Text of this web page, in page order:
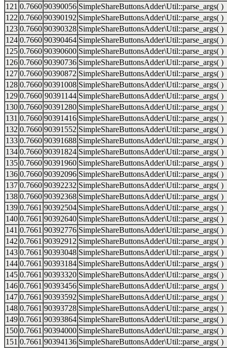
121 0.7660 90390056 SimpleShareButtonsAdder\Util::parse_args( )
122 0.7660 90390192 SimpleShareButtonsAdder\Util::parse_args( )
123 0.7660 90390328 SimpleShareButtonsAdder\Util::parse_args( )
124 0.7660 90390464 SimpleShareButtonsAdder\Util::parse_args( )
125 0.7660 90390600 SimpleShareButtonsAdder\Util::parse_args( )
126 0.7660 90390736 SimpleShareButtonsAdder\Util::parse_args( )
127 0.7660 90390872 SimpleShareButtonsAdder\Util::parse_args( )
128 0.7660 90391008 SimpleShareButtonsAdder\Util::parse_args( )
129 0.7660 90391144 SimpleShareButtonsAdder\Util::parse_args( )
130 0.7660 90391280 SimpleShareButtonsAdder\Util::parse_args( )
131 0.7660 90391416 SimpleShareButtonsAdder\Util::parse_args( )
132 0.7660 90391552 SimpleShareButtonsAdder\Util::parse_args( )
133 0.7660 90391688 SimpleShareButtonsAdder\Util::parse_args( )
134 0.7660 90391824 SimpleShareButtonsAdder\Util::parse_args( )
135 0.7660 90391960 SimpleShareButtonsAdder\Util::parse_args( )
136 0.7660 90392096 SimpleShareButtonsAdder\Util::parse_args( )
137 0.7660 90392232 SimpleShareButtonsAdder\Util::parse_args( )
138 0.7660 90392368 SimpleShareButtonsAdder\Util::parse_args( )
139 0.7661 90392504 SimpleShareButtonsAdder\Util::parse_args( )
140 0.7661 90392640 SimpleShareButtonsAdder\Util::parse_args( )
141 0.7661 90392776 SimpleShareButtonsAdder\Util::parse_args( )
142 0.7661 90392912 SimpleShareButtonsAdder\Util::parse_args( )
143 0.7661 90393048 SimpleShareButtonsAdder\Util::parse_args( )
144 0.7661 90393184 SimpleShareButtonsAdder\Util::parse_args( )
145 0.7661 90393320 SimpleShareButtonsAdder\Util::parse_args( )
146 0.7661 90393456 SimpleShareButtonsAdder\Util::parse_args( )
147 0.7661 90393592 SimpleShareButtonsAdder\Util::parse_args( )
148 0.7661 90393728 SimpleShareButtonsAdder\Util::parse_args( )
149 0.7661 90393864 SimpleShareButtonsAdder\Util::parse_args( )
150 0.7661 90394000 SimpleShareButtonsAdder\Util::parse_args( )
151 0.7661 90394136 SimpleShareButtonsAdder\Util::parse_args( )